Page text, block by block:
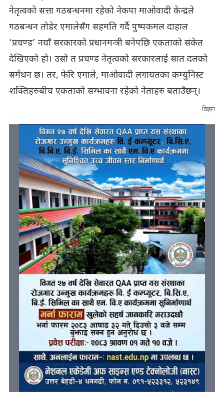
नेतृत्वको सत्ता गठबन्धनमा रहेको नेकपा माओवादी केन्द्रले
गठबन्धन तोडेर एमालेसँग सहमति गर्दै पुष्पकमल दाहाल
‘प्रचण्ड’ नयाँ सरकारको प्रधानमन्त्री बनेपछि एकताको संकेत
देखिएको हो। उसो त प्रचण्ड नेतृत्वको सरकारलाई सात दलको
सर्मथन छ। तर, फेरि एमाले, माओवादी लगायतका कम्युनिस्ट
शक्तिहरुबीच एकताको सम्भावना रहेको नेताहरु बताउँछन्।
विज्ञापन